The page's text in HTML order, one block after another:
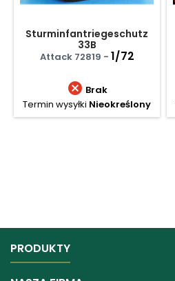
Sturminfantriegeschutz
33B
Attack 72819 - 1/72
 Brak
Termin wysyłki Nieokreślony
PRODUKTY